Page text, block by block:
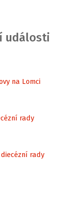
události
na Lomci
rady
rady